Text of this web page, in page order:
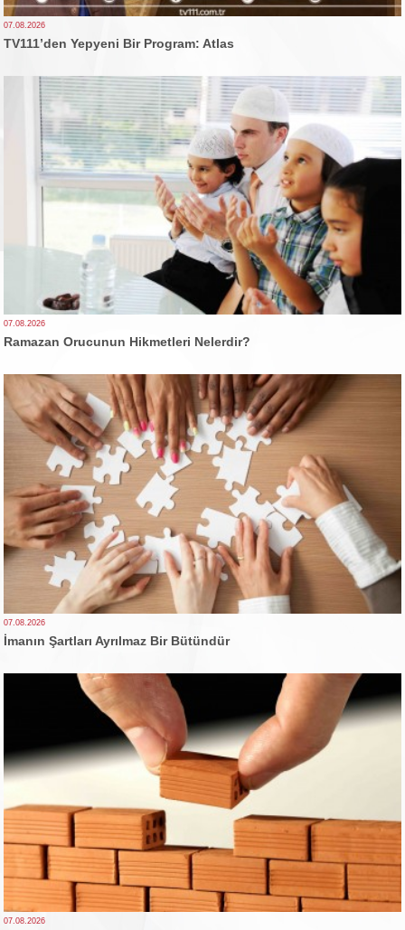
07.08.2026
TV111’den Yepyeni Bir Program: Atlas
07.08.2026
Ramazan Orucunun Hikmetleri Nelerdir?
07.08.2026
İmanın Şartları Ayrılmaz Bir Bütündür
07.08.2026